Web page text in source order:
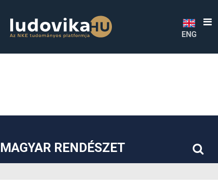
##plugins.themes.bootstrap3.accessible_menu.sidebar##
ENG
MAGYAR RENDÉSZET